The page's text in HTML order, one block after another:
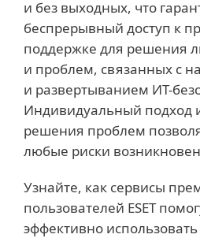
и без выходных, что
беспрерывный доступ к
поддержке для решения
и проблем, связанных с
и развертыванием ИТ-
Индивидуальный подход
решения проблем
любые риски
Узнайте, как сервисы
пользователей ESET
эффективно